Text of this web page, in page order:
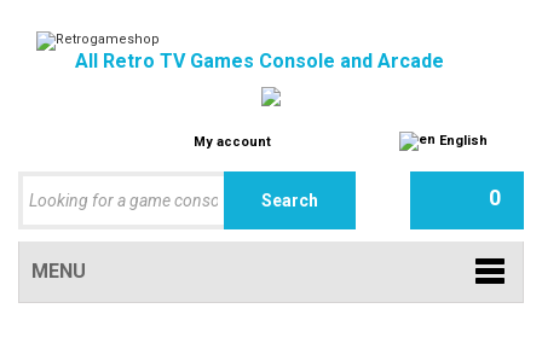
All Retro TV Games Console and Arcade
My account English
0
MENU